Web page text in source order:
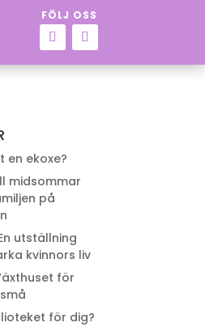
FÖLJ OSS
en ekoxe?
midsommar
på
utställning
kvinnors liv
för
för dig?